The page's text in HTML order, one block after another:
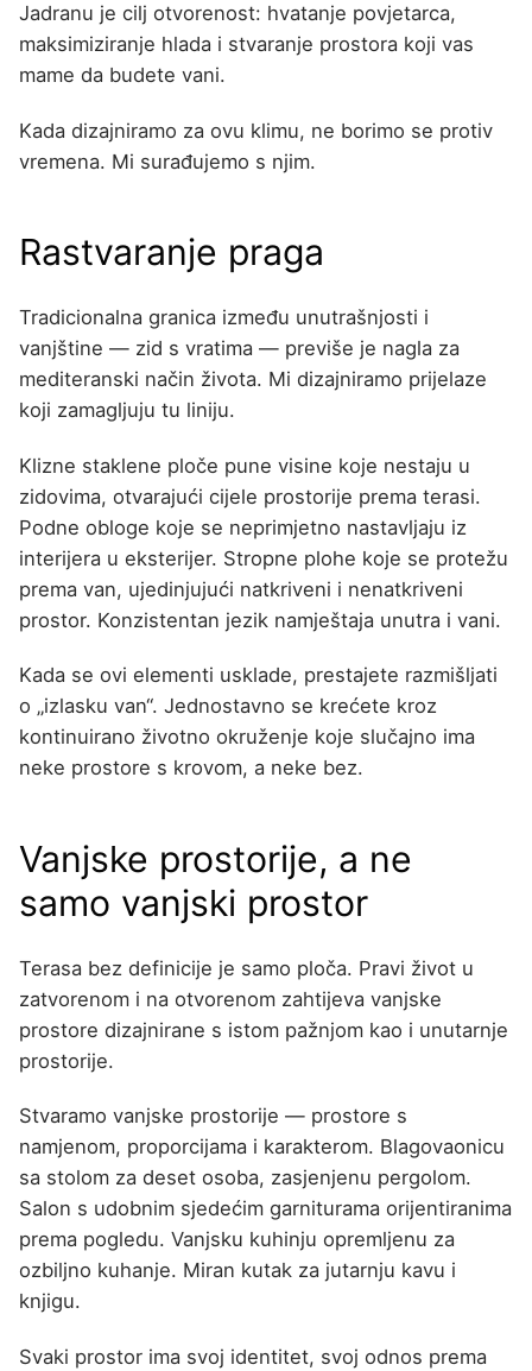
Jadranu je cilj otvorenost: hvatanje povjetarca,
maksimiziranje hlada i stvaranje prostora koji vas
mame da budete vani.
Kada dizajniramo za ovu klimu, ne borimo se protiv
vremena. Mi surađujemo s njim.
Rastvaranje praga
Tradicionalna granica između unutrašnjosti i
vanjštine — zid s vratima — previše je nagla za
mediteranski način života. Mi dizajniramo prijelaze
koji zamagljuju tu liniju.
Klizne staklene ploče pune visine koje nestaju u
zidovima, otvarajući cijele prostorije prema terasi.
Podne obloge koje se neprimjetno nastavljaju iz
interijera u eksterijer. Stropne plohe koje se protežu
prema van, ujedinjujući natkriveni i nenatkriveni
prostor. Konzistentan jezik namještaja unutra i vani.
Kada se ovi elementi usklade, prestajete razmišljati
o „izlasku van“. Jednostavno se krećete kroz
kontinuirano životno okruženje koje slučajno ima
neke prostore s krovom, a neke bez.
Vanjske prostorije, a ne
samo vanjski prostor
Terasa bez definicije je samo ploča. Pravi život u
zatvorenom i na otvorenom zahtijeva vanjske
prostore dizajnirane s istom pažnjom kao i unutarnje
prostorije.
Stvaramo vanjske prostorije — prostore s
namjenom, proporcijama i karakterom. Blagovaonicu
sa stolom za deset osoba, zasjenjenu pergolom.
Salon s udobnim sjedećim garniturama orijentiranima
prema pogledu. Vanjsku kuhinju opremljenu za
ozbiljno kuhanje. Miran kutak za jutarnju kavu i
knjigu.
Svaki prostor ima svoj identitet, svoj odnos prema